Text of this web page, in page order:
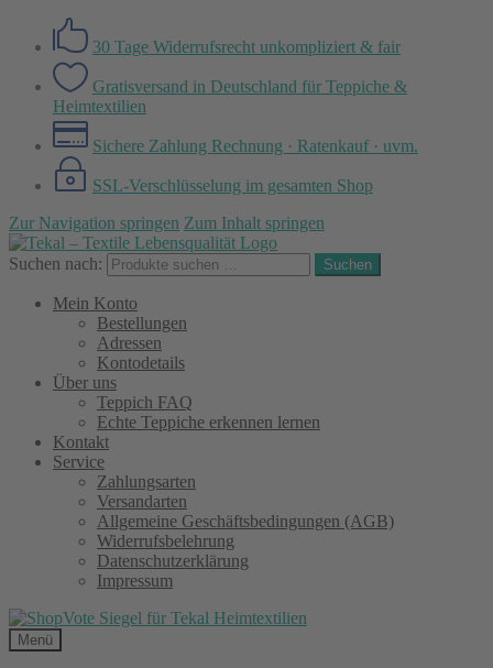
30 Tage Widerrufsrecht unkompliziert & fair
Gratisversand in Deutschland für Teppiche &
Heimtextilien
Sichere Zahlung Rechnung · Ratenkauf · uvm.
SSL-Verschlüsselung im gesamten Shop
Zur Navigation springen Zum Inhalt springen
Suchen nach: Suchen
Mein Konto
Bestellungen
Adressen
Kontodetails
Über uns
Teppich FAQ
Echte Teppiche erkennen lernen
Kontakt
Service
Zahlungsarten
Versandarten
Allgemeine Geschäftsbedingungen (AGB)
Widerrufsbelehrung
Datenschutzerklärung
Impressum
Menü